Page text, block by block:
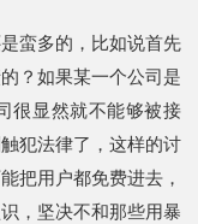
蛮多的，比如说首先
？如果某一个公司是
很显然就不能够被接
犯法律了，这样的讨
把用户都免费进去，
，坚决不和那些用暴